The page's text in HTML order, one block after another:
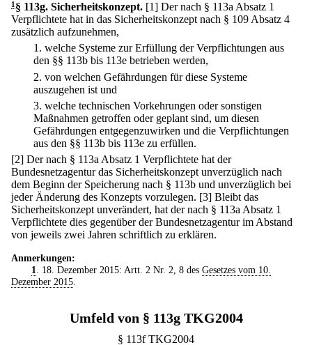
1 § 113g. Sicherheitskonzept. [1] Der nach § 113a Absatz 1
Verpflichtete hat in das Sicherheitskonzept nach § 109 Absatz 4
zusätzlich aufzunehmen,
1. welche Systeme zur Erfüllung der Verpflichtungen aus
den §§ 113b bis 113e betrieben werden,
2. von welchen Gefährdungen für diese Systeme
auszugehen ist und
3. welche technischen Vorkehrungen oder sonstigen
Maßnahmen getroffen oder geplant sind, um diesen
Gefährdungen entgegenzuwirken und die Verpflichtungen
aus den §§ 113b bis 113e zu erfüllen.
[2] Der nach § 113a Absatz 1 Verpflichtete hat der
Bundesnetzagentur das Sicherheitskonzept unverzüglich nach
dem Beginn der Speicherung nach § 113b und unverzüglich bei
jeder Änderung des Konzepts vorzulegen. [3] Bleibt das
Sicherheitskonzept unverändert, hat der nach § 113a Absatz 1
Verpflichtete dies gegenüber der Bundesnetzagentur im Abstand
von jeweils zwei Jahren schriftlich zu erklären.
Anmerkungen:
1
. 18. Dezember 2015: Artt. 2 Nr. 2, 8 des Gesetzes vom 10.
Dezember 2015
Umfeld von § 113g TKG2004
§ 113f TKG2004